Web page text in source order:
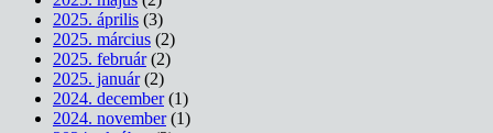
2025. április (3)
2025. március (2)
2025. február(2)
2025. január(2)
2024. december(1)
2024. november(1)